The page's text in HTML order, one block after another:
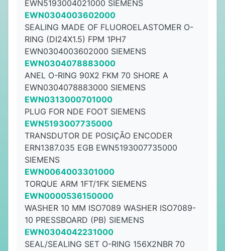
EWN5193004021000 SIEMENS
EWN0304003602000
SEALING MADE OF FLUOROELASTOMER O-
RING (DI24X1.5) FPM 1PH7
EWN0304003602000 SIEMENS
EWN0304078883000
ANEL O-RING 90X2 FKM 70 SHORE A
EWN0304078883000 SIEMENS
EWN0313000701000
PLUG FOR NDE FOOT SIEMENS
EWN5193007735000
TRANSDUTOR DE POSIÇÃO ENCODER
ERN1387.035 EGB EWN5193007735000
SIEMENS
EWN0064003301000
TORQUE ARM 1FT/1FK SIEMENS
EWN0000536150000
WASHER 10 MM ISO7089 WASHER ISO7089-
10 PRESSBOARD (PB) SIEMENS
EWN0304042231000
SEAL/SEALING SET O-RING 156X2NBR 70